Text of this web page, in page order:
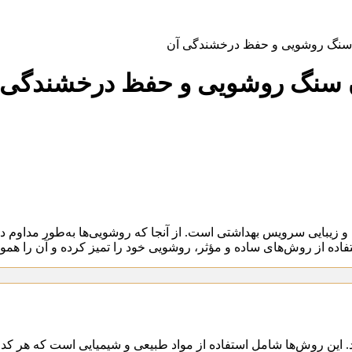
سنگ روشويی و حفظ درخشندگی آن
سنگ روشويی و حفظ
سرویس بهداشتی است. از آنجا که روشویی‌ها به‌طور
از روش‌های ساده و مؤثر، روشویی خود را تمیز کرده و آن را
روش‌ها شامل استفاده از مواد طبیعی و شیمیایی است که هر